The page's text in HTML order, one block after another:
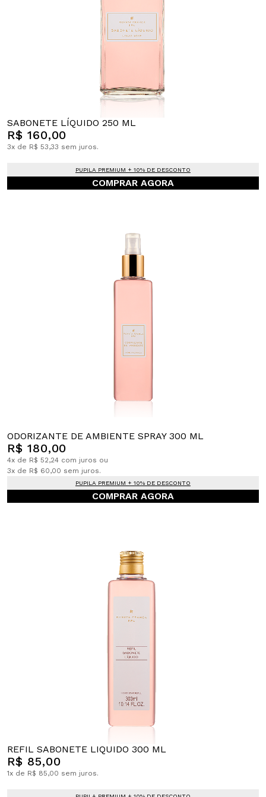
SABONETE LÍQUIDO 250 ML
R$ 160,00
3x de R$ 53,33 sem juros.
PUPILA PREMIUM + 10% DE DESCONTO
COMPRAR AGORA
ODORIZANTE DE AMBIENTE SPRAY 300 ML
R$ 180,00
4x de R$ 52,24 com juros ou
3x de R$ 60,00 sem juros.
PUPILA PREMIUM + 10% DE DESCONTO
COMPRAR AGORA
REFIL SABONETE LIQUIDO 300 ML
R$ 85,00
1x de R$ 85,00 sem juros.